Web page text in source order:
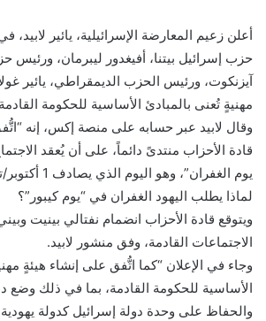
أعلن زعيم المعارضة الإسرائيلية، يائير
حزب إسرائيل بيتنا، أفيغدور ليبرمان، ورئيس
آيزنكوت، ورئيس الحزب الديمقراطي، يائير
مهنيةٍ تُعنى بالمبادئ الأساسية للحكومة
وقال لابيد عبر حسابه على منصة إكس، إنه
قادة الأحزاب منتدىً دائماً، على أن يُعقد
يوم الغفران”، وهو اليوم الذي يصادف 1 أكتوبر/تشرين الأول 2025.
لماذا يطلب اليهود الغفران في “يوم كيبور”؟
ويتوقع قادة الأحزاب انضمام نفتالي بينيت
الاجتماعات القادمة، وفق منشور لابيد.
وجاء في الإعلان “كما اتُّفق على إنشاء هيئةٍ
الأساسية للحكومة القادمة، بما في ذلك وضع
والحفاظ على وحدة دولة إسرائيل كدولة